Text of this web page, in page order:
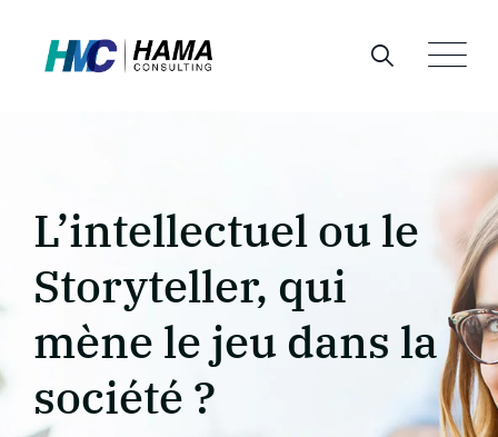
content
L’intellectuel ou le
Storyteller, qui
mène le jeu dans la
société ?